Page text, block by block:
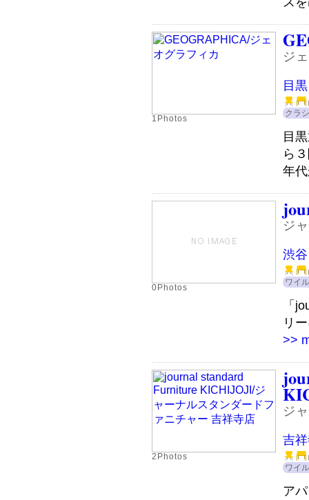
1Photos
ジ
目黒
クラ
目
ら
年
0Photos
ジ
渋谷
ワイ
「
リ
>>
2Photos
ジ
吉
ワイ
ア